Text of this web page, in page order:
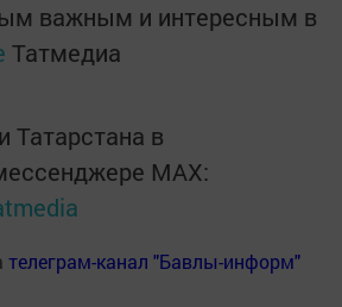
важным и интересным в
Татмедиа
Татарстана в
MАХ:
телеграм-канал "Бавлы-информ"